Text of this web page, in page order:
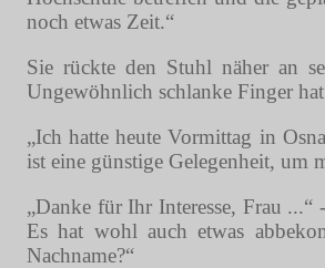
noch etwas Zeit.“
Sie rückte den Stuhl näher an
Ungewöhnlich schlanke Finger hat
„Ich hatte heute Vormittag in
ist eine günstige Gelegenheit, um
„Danke für Ihr Interesse, Frau
Es hat wohl auch etwas
Nachname?“